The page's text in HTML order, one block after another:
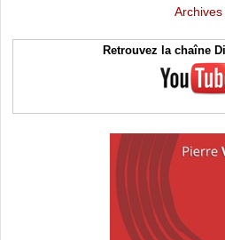
Archives
Retrouvez la chaîne